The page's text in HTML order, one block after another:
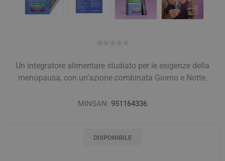
Un integratore alimentare studiato per le esigenze della
menopausa, con un’azione combinata Giorno e Notte.
MINSAN: 951164336
DISPONIBILE